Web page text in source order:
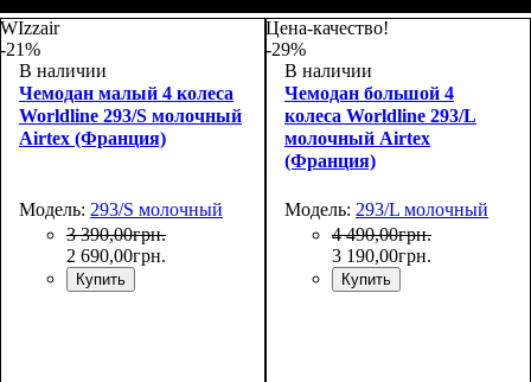
55x37x23+5
75х48х32+5
WIzzair
-21%
В наличии
Чемодан малый 4 колеса
Worldline 293/S молочный
Airtex (Франция)
Модель: 293/S молочный
3 390,00грн.
2 690,00грн.
Купить
Цена-качество!
-29%
В наличии
Чемодан большой 4
колеса Worldline 293/L
молочный Airtex
(Франция)
Модель: 293/L молочный
4 490,00грн.
3 190,00грн.
Купить